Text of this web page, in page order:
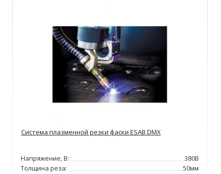
Система плазменной резки фаски ESAB DMX
Напряжение, В:
380В
Толщина реза:
50мм